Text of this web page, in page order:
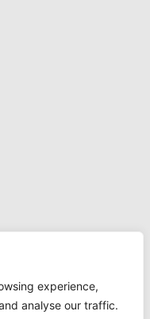
experience,
analyse our traffic.